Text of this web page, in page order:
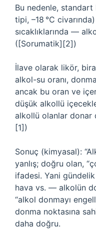
Bu nedenle,
tipi, –18 °C
sıcaklıklarında —
([Sorumatik][2])
İlave olarak likör,
alkol-su oranı,
ancak bu oran ve
düşük alkollü
alkollü olanlar donar
[1])
Sonuç (kimyasal):
yanlış; doğru olan,
ifadesi. Yani
hava vs. — alkolün
“alkol donmayı
donma noktasına
daha doğru.